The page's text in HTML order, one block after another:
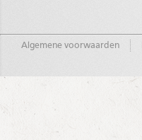
Algemene voorwaarden